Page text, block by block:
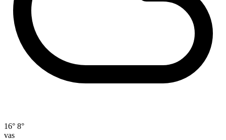
16° 8°
vas